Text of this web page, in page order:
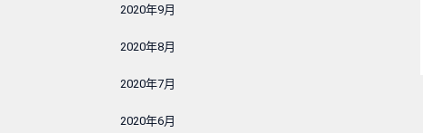
2020年9月
2020年8月
2020年7月
2020年6月